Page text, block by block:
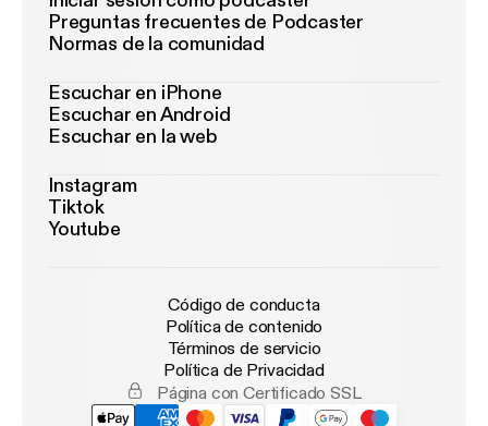
Preguntas frecuentes de Podcaster
Normas de la comunidad
Escuchar en iPhone
Escuchar en Android
Escuchar en la web
Instagram
Tiktok
Youtube
Código de conducta
Política de contenido
Términos de servicio
Política de Privacidad
Página con Certificado SSL